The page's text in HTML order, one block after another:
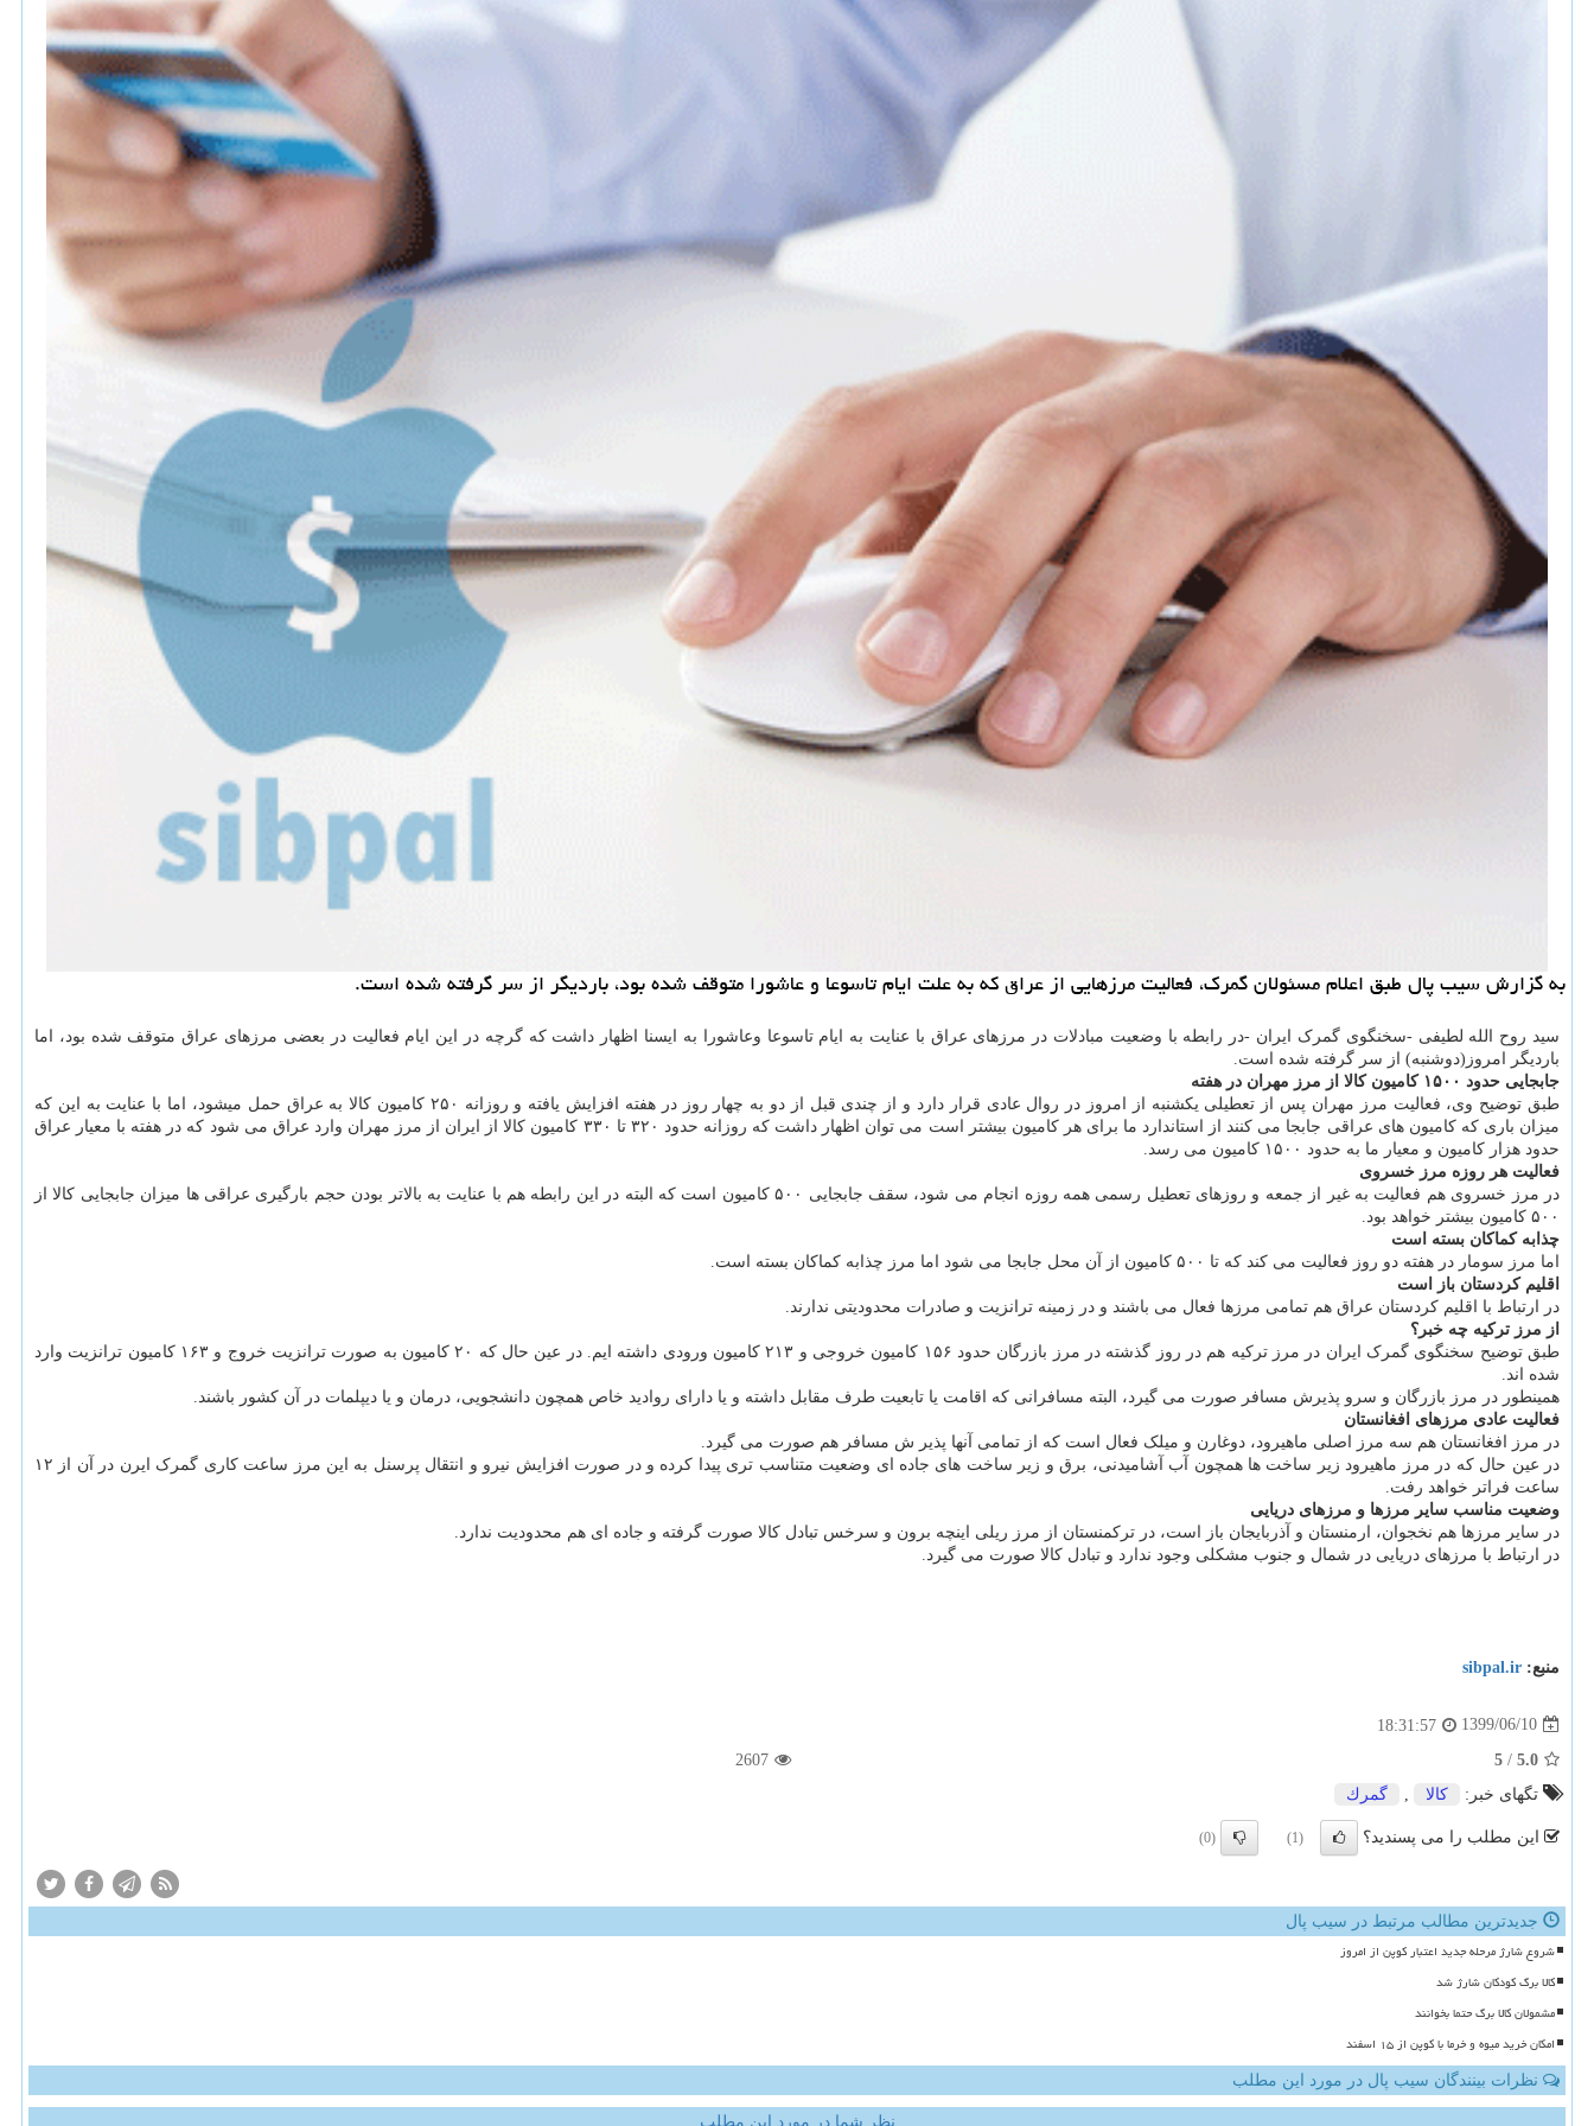
به گزارش سیب پال طبق اعلام مسئولان گمرك، فعالیت مرزهایی از عراق كه به علت ایام تاسوعا و عاشورا متوقف شده بود، باردیگر از سر گرفته شده است.
سید روح الله لطیفی -سخنگوی گمرک ایران -در رابطه با وضعیت مبادلات در مرزهای عراق با عنایت به ایام تاسوعا وعاشورا به ایسنا اظهار داشت که گرچه در این ایام فعالیت در بعضی مرزهای عراق متوقف شده بود، اما
باردیگر امروز(دوشنبه) از سر گرفته شده است.
جابجایی حدود ۱۵۰۰ کامیون کالا از مرز مهران در هفته
طبق توضیح وی، فعالیت مرز مهران پس از تعطیلی یکشنبه از امروز در روال عادی قرار دارد و از چندی قبل از دو به چهار روز در هفته افزایش یافته و روزانه ۲۵۰ کامیون کالا به عراق حمل میشود، اما با عنایت به این که
میزان باری که کامیون های عراقی جابجا می کنند از استاندارد ما برای هر کامیون بیشتر است می توان اظهار داشت که روزانه حدود ۳۲۰ تا ۳۳۰ کامیون کالا از ایران از مرز مهران وارد عراق می شود که در هفته با معیار عراق
حدود هزار کامیون و معیار ما به حدود ۱۵۰۰ کامیون می رسد.
فعالیت هر روزه مرز خسروی
در مرز خسروی هم فعالیت به غیر از جمعه و روزهای تعطیل رسمی همه روزه انجام می شود، سقف جابجایی ۵۰۰ کامیون است که البته در این رابطه هم با عنایت به بالاتر بودن حجم بارگیری عراقی ها میزان جابجایی کالا از
۵۰۰ کامیون بیشتر خواهد بود.
چذابه کماکان بسته است
اما مرز سومار در هفته دو روز فعالیت می کند که تا ۵۰۰ کامیون از آن محل جابجا می شود اما مرز چذابه کماکان بسته است.
اقلیم کردستان باز است
در ارتباط با اقلیم کردستان عراق هم تمامی مرزها فعال می باشند و در زمینه ترانزیت و صادرات محدودیتی ندارند.
از مرز ترکیه چه خبر؟
طبق توضیح سخنگوی گمرک ایران در مرز ترکیه هم در روز گذشته در مرز بازرگان حدود ۱۵۶ کامیون خروجی و ۲۱۳ کامیون ورودی داشته ایم. در عین حال که ۲۰ کامیون به صورت ترانزیت خروج و ۱۶۳ کامیون ترانزیت وارد
شده اند.
همینطور در مرز بازرگان و سرو پذیرش مسافر صورت می گیرد، البته مسافرانی که اقامت یا تابعیت طرف مقابل داشته و یا دارای روادید خاص همچون دانشجویی، درمان و یا دیپلمات در آن کشور باشند.
فعالیت عادی مرزهای افغانستان
در مرز افغانستان هم سه مرز اصلی ماهیرود، دوغارن و میلک فعال است که از تمامی آنها پذیر ش مسافر هم صورت می گیرد.
در عین حال که در مرز ماهیرود زیر ساخت ها همچون آب آشامیدنی، برق و زیر ساخت های جاده ای وضعیت متناسب تری پیدا کرده و در صورت افزایش نیرو و انتقال پرسنل به این مرز ساعت کاری گمرک ایرن در آن از ۱۲
ساعت فراتر خواهد رفت.
وضعیت مناسب سایر مرزها و مرزهای دریایی
در سایر مرزها هم نخجوان، ارمنستان و آذربایجان باز است، در ترکمنستان از مرز ریلی اینچه برون و سرخس تبادل کالا صورت گرفته و جاده ای هم محدودیت ندارد.
در ارتباط با مرزهای دریایی در شمال و جنوب مشکلی وجود ندارد و تبادل کالا صورت می گیرد.
منبع: sibpal.ir
1399/06/10
18:31:57
5.0
/
5
2607
تگهای خبر:
كالا گمرك
این مطلب را می پسندید؟ (1)
(0)
جدیدترین مطالب مرتبط در سیب پال
شروع شارژ مرحله جدید اعتبار کوپن از امروز
کالا برگ کودکان شارژ شد
مشمولان کالا برگ حتما بخوانند
امکان خرید میوه و خرما با کوپن از ۱۵ اسفند
نظرات بینندگان سیب پال در مورد این مطلب
نظر شما در مورد این مطلب